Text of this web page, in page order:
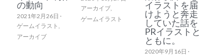
の動向
2021年2月26日 ·
ゲームイラスト,
アーカイブ
アーカイブ,
ゲームイラスト
イラストを届
けようと奔走
していた話を
PRイラストと
ともに。
2020年9月16日 ·